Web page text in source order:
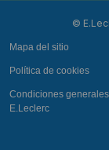
©
Mapa del sitio
Política de cookies
Condiciones
E.Leclerc